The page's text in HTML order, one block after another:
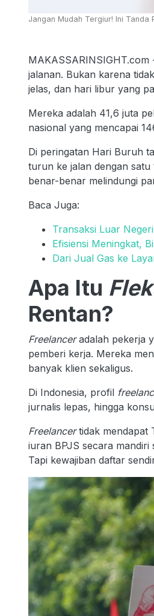
Jangan Mudah Tergiur! Ini
jalanan. Bukan karena
jelas, dan hari libur yang
Mereka adalah 41,6 juta
nasional yang mencapai
Di peringatan Hari Buruh
turun ke jalan dengan
benar-benar melindungi
Baca Juga:
Transaksi Luar
Efisiensi Meningkat,
Dari Jual Gas ke
Apa Itu
Rentan?
Freelanceradalah pekerja
pemberi kerja. Mereka
banyak klien sekaligus.
Di Indonesia, profil
jurnalis lepas, hingga
Freelancertidak mendapat
iuran BPJS secara
Tapi kewajiban daftar